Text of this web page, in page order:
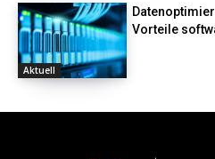
Aktuell
Vorteile